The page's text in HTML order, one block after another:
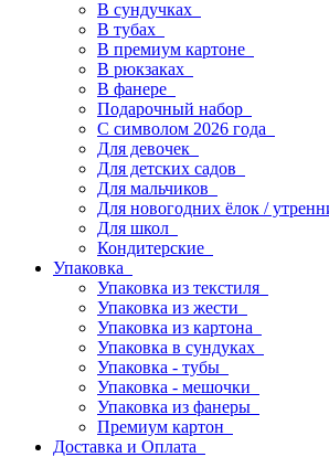
В сундучках
В тубах
В премиум картоне
В рюкзаках
В фанере
Подарочный набор
С символом 2026 года
Для девочек
Для детских садов
Для мальчиков
Для новогодних ёлок /
Для школ
Кондитерские
Упаковка
Упаковка из текстиля
Упаковка из жести
Упаковка из картона
Упаковка в сундуках
Упаковка - тубы
Упаковка - мешочки
Упаковка из фанеры
Премиум картон
Доставка и Оплата